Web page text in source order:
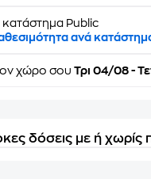
κατάστημα Public
ανά
χώρο σου Τρι 04/08 -
δόσεις με ή χωρίς